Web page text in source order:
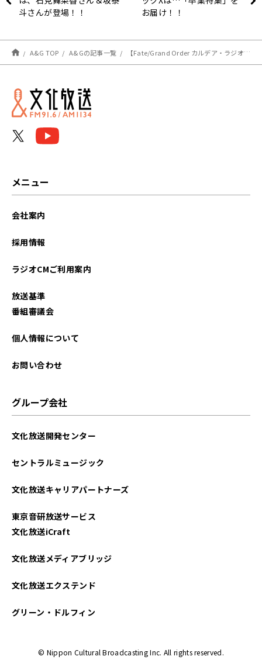
斗さんが登場！！
お届け！！
A&G TOP A&Gの記事一覧 【Fate/Grand Order カルデア・ラジオ局 Plus】最新情報（3/3）
メニュー
会社案内
採用情報
ラジオCMご利用案内
放送基準
番組審議会
個人情報について
お問い合わせ
グループ会社
文化放送開発センター
セントラルミュージック
文化放送キャリアパートナーズ
東京音研放送サービス
文化放送iCraft
文化放送メディアブリッジ
文化放送エクステンド
グリーン・ドルフィン
© Nippon Cultural Broadcasting Inc. All rights reserved.